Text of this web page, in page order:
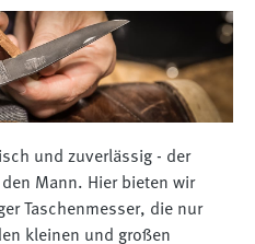
und zuverlässig - der
Mann. Hier bieten wir
Taschenmesser, die nur
kleinen und großen